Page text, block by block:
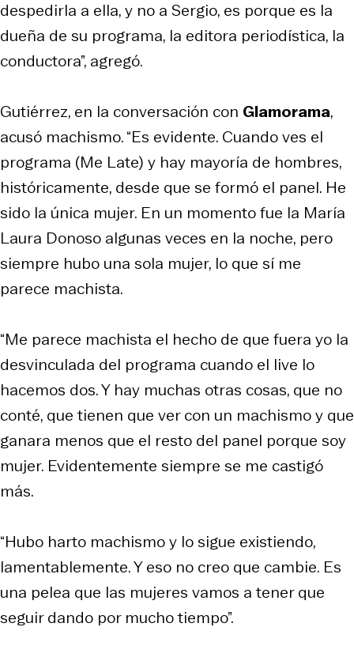
despedirla a ella, y no a Sergio, es porque es la
dueña de su programa, la editora periodística, la
conductora”, agregó.
Gutiérrez, en la conversación con Glamorama,
acusó machismo. “Es evidente. Cuando ves el
programa (Me Late) y hay mayoría de hombres,
históricamente, desde que se formó el panel. He
sido la única mujer. En un momento fue la María
Laura Donoso algunas veces en la noche, pero
siempre hubo una sola mujer, lo que sí me
parece machista.
“Me parece machista el hecho de que fuera yo la
desvinculada del programa cuando el live lo
hacemos dos. Y hay muchas otras cosas, que no
conté, que tienen que ver con un machismo y que
ganara menos que el resto del panel porque soy
mujer. Evidentemente siempre se me castigó
más.
“Hubo harto machismo y lo sigue existiendo,
lamentablemente. Y eso no creo que cambie. Es
una pelea que las mujeres vamos a tener que
seguir dando por mucho tiempo”.